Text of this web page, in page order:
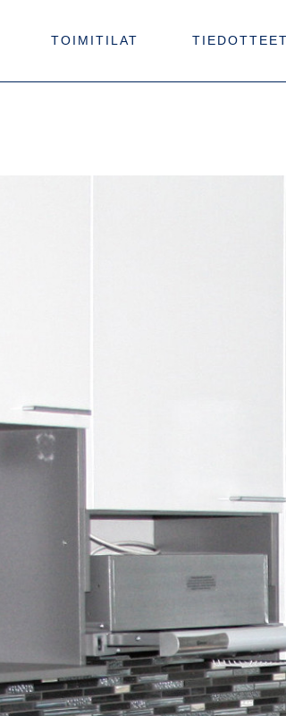
TOIMITILAT TIEDOTTEET